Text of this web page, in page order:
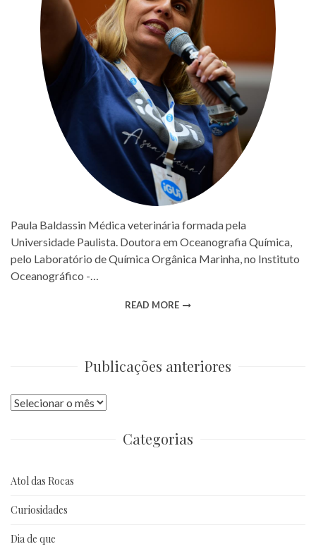
Paula Baldassin Médica veterinária formada pela
Universidade Paulista. Doutora em Oceanografia Química,
pelo Laboratório de Química Orgânica Marinha, no Instituto
Oceanográfico -…
READ MORE
Publicações anteriores
Publicações
Categorias
Atol das Rocas
Curiosidades
Dia de que